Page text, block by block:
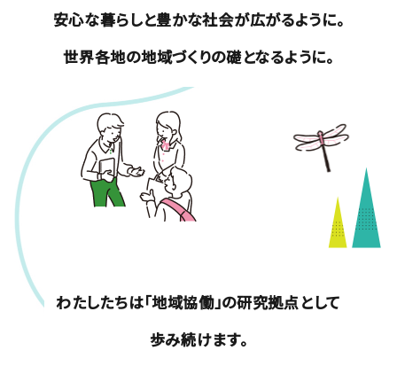
安心な暮らしと豊かな社会が広がるように。
世界各地の地域づくりの礎となるように。
わたしたちは「地域協働」の研究拠点として
歩み続けます。